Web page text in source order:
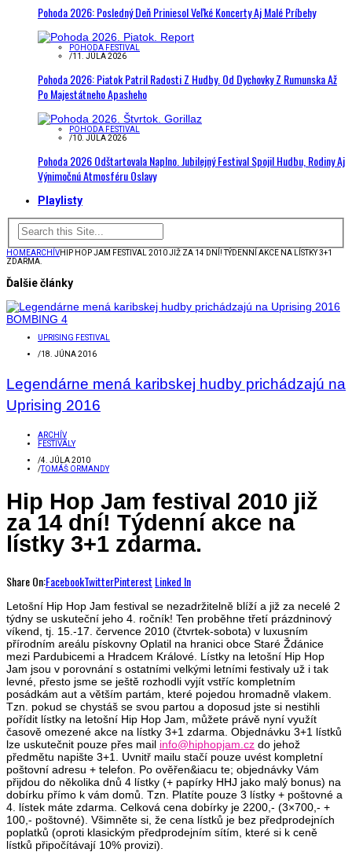
Pohoda 2026: Posledný Deň Priniesol Veľké Koncerty Aj Malé Príbehy
POHODA FESTIVAL
/11. JÚLA 2026
Pohoda 2026: Piatok Patril Radosti Z Hudby. Od Dychovky Z Rumunska Až
Po Majestátneho Apasheho
POHODA FESTIVAL
/10. JÚLA 2026
Pohoda 2026 Odštartovala Naplno. Jubilejný Festival Spojil Hudbu, Rodiny Aj
Výnimočnú Atmosféru Oslavy
Playlisty
HOMEARCHÍVHIP HOP JAM FESTIVAL 2010 JIŽ ZA 14 DNÍ! TÝDENNÍ AKCE NA LÍSTKY 3+1
ZDARMA.
Ďalšie články
UPRISING FESTIVAL
/18. JÚNA 2016
Legendárne mená karibskej hudby prichádzajú na
Uprising 2016
ARCHÍV
FESTIVALY
/4. JÚLA 2010
/TOMÁŠ ORMANDY
Hip Hop Jam festival 2010 již
za 14 dní! Týdenní akce na
lístky 3+1 zdarma.
Share On:FacebookTwitterPinterest Linked In
Letošní Hip Hop Jam festival se nezadržitelně blíží a již za necelé 2
týdny se uskuteční jeho 4. ročník! Ten proběhne třetí prázdninový
víkend, tj. 15.-17. července 2010 (čtvrtek-sobota) v luxusním
přírodním areálu pískovny Oplatil na hranici obce Staré Ždánice
mezi Pardubicemi a Hradcem Králové. Lístky na letošní Hip Hop
Jam jsou v porovnání s ostatními velkými letními festivaly už i tak
levné, přesto jsme se ještě rozhodli vyjít vstříc kompletním
posádkám aut a větším partám, které pojedou hromadně vlakem.
Tzn. pokud se chystáš se svou partou a doposud jste si nestihli
pořídit lístky na letošní Hip Hop Jam, můžete právě nyní využít
časově omezené akce na lístky 3+1 zdarma. Objednávku 3+1 lístků
lze uskutečnit pouze přes mail info@hiphopjam.cz do jehož
předmětu napište 3+1. Uvnitř mailu stačí pouze uvést kompletní
poštovní adresu + telefon. Po ověřen&iacu te; objednávky Vám
přijdou do několika dnů 4 lístky (+ papírky HHJ jako malý bonus) na
dobírku přímo k vám domů. Tzn. Platíte pouze 3 lístky + poštovné a
4. lístek máte zdarma. Celková cena dobírky je 2200,- (3×700,- +
100,- poštovné). Všimněte si, že cena lístků je bez předprodejních
poplatků (oproti klasickým předprodejním sítím, které si k ceně
lístků připočítávají 10% provizi).